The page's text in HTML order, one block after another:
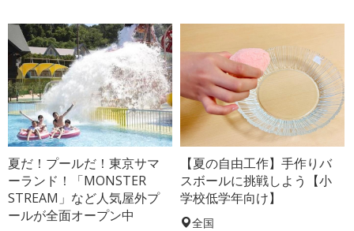
夏だ！プールだ！東京サマ
ーランド！「MONSTER
STREAM」など人気屋外プ
ールが全面オープン中
【夏の自由工作】手作りバ
スボールに挑戦しよう【小
学校低学年向け】
全国